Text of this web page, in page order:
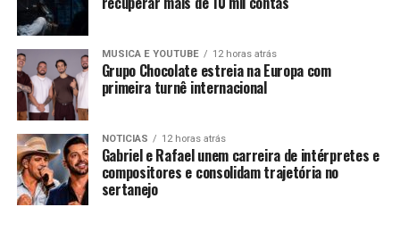
MUSICA E YOUTUBE 12 horas atrás
Grupo Chocolate estreia na Europa com
primeira turnê internacional
NOTICIAS 12 horas atrás
Gabriel e Rafael unem carreira de intérpretes e
compositores e consolidam trajetória no
sertanejo